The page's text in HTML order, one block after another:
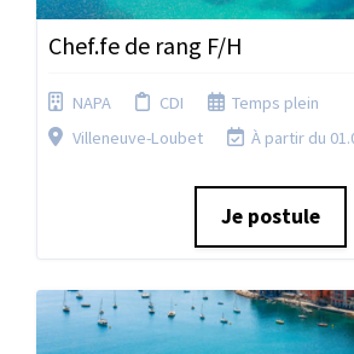
Chef.fe de rang F/H
NAPA CDI
Temps plein
Villeneuve-Loubet
À partir du
Je postule